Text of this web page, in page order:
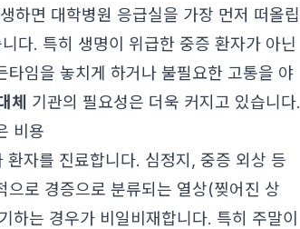
하면 대학병원 응급실을 가장 먼저 떠올립
다. 특히 생명이 위급한 중증 환자가 아닌
임을 놓치게 하거나 불필요한 고통을 야
체
기관의 필요성은 더욱 커지고 있습니다.
비용
자를 진료합니다. 심정지, 중증 외상 등
로 경증으로 분류되는 열상(찢어진 상
는 경우가 비일비재합니다. 특히 주말이